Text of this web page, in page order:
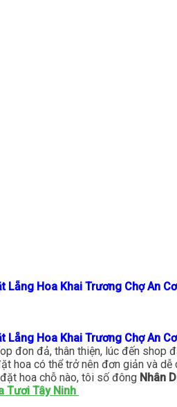
Lẵng Hoa Khai Trương Chợ An
Lẵng Hoa Khai Trương Chợ An
đon đả, thân thiện, lúc đến
hoa có thể trở nên đơn giản và
hoa chỗ nào, tôi số đông Nhân
Tươi Tây Ninh